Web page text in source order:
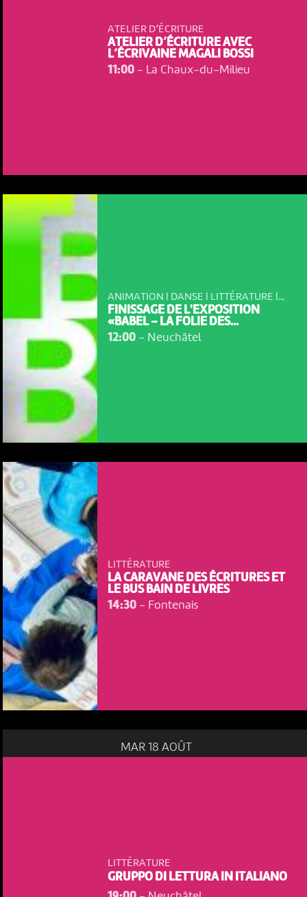
consentez à l’utilisation de cookies. Les cookies nous
permettent d'analyser le trafic, d’affiner les contenus mis à
votre disposition et renseigner les acteurs·trices culturel·le·s sur
ATELIER D’ÉCRITURE
ATELIER D’ÉCRITURE AVEC
L’ÉCRIVAINE MAGALI BOSSI
11:00- La Chaux-du-Milieu
ANIMATION | DANSE | LITTÉRATURE |...
FINISSAGE DE L'EXPOSITION
«BABEL – LA FOLIE DES...
12:00- Neuchâtel
LITTÉRATURE
LA CARAVANE DES ÉCRITURES ET
LE BUS BAIN DE LIVRES
14:30- Fontenais
MAR 18 AOÛT
LITTÉRATURE
GRUPPO DI LETTURA IN ITALIANO